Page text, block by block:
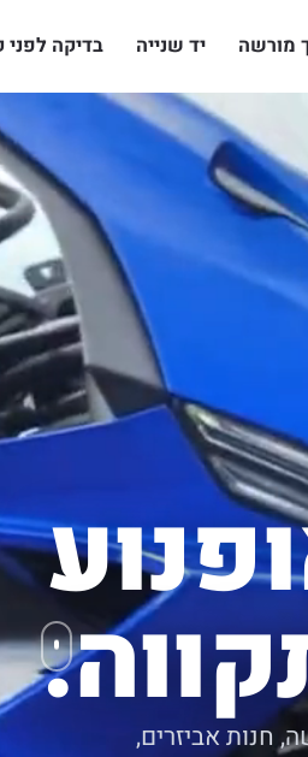
מורשה יד שנייה בדיקה לפני
חנות אביזרים,